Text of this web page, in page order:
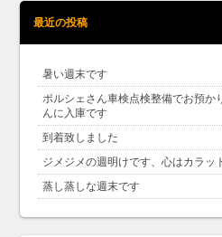
最近の投稿
暑い週末です
ポルシェさん車検点検整備でお預か
んに入庫です
到着致しました
ジメジメの週明けです、心はカラッ
蒸し蒸しな週末です